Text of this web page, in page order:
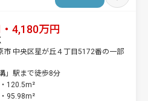
4,180万円
市 中央区星が丘４丁目5172番の一部
」駅まで徒歩8分
120.5m²
95.98m²